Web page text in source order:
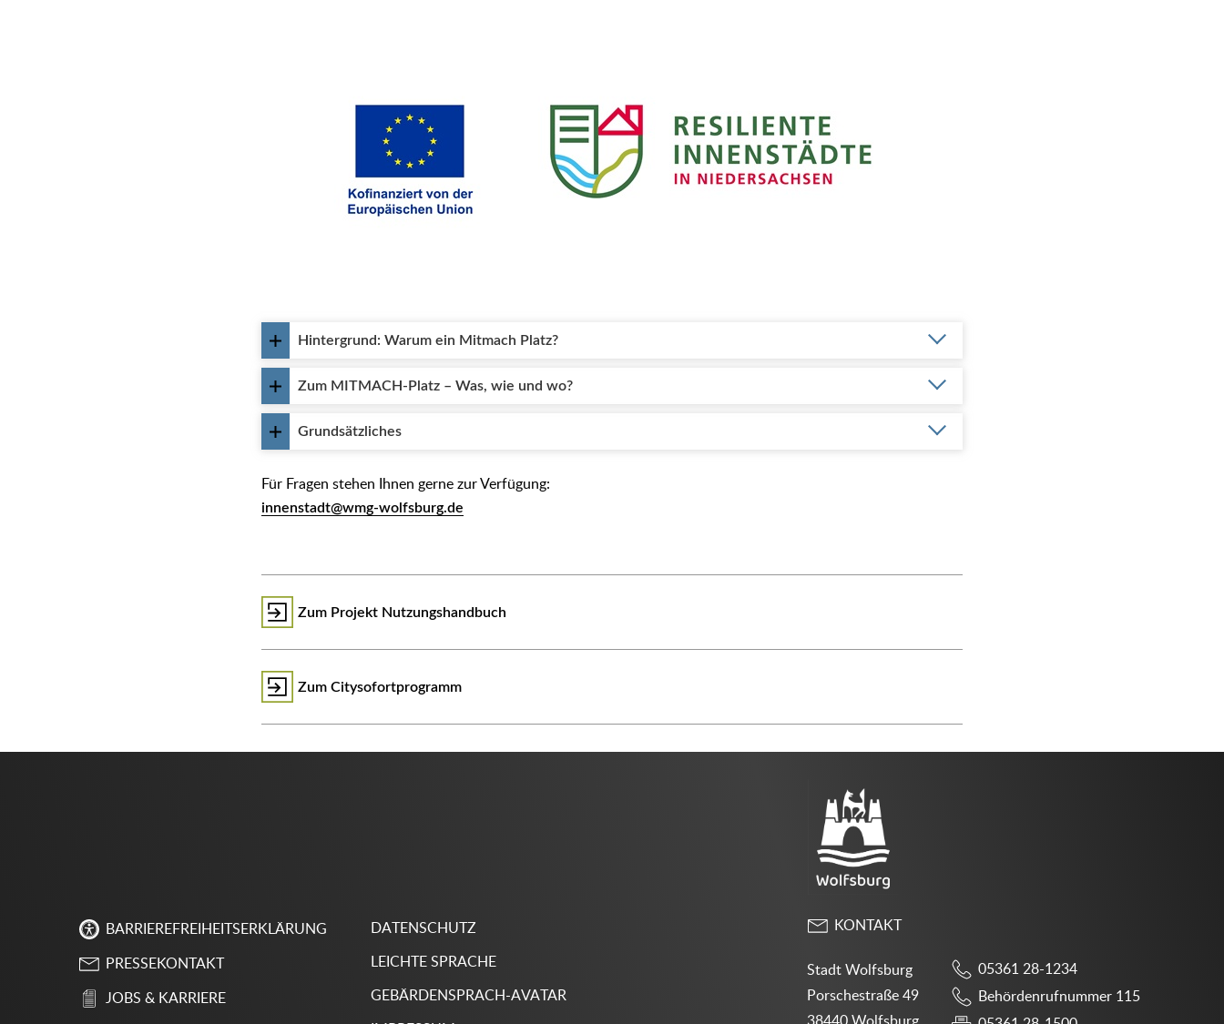
Hintergrund: Warum ein Mitmach Platz?
Zum MITMACH-Platz – Was, wie und wo?
Grundsätzliches
Für Fragen stehen Ihnen gerne zur Verfügung:
innenstadt@wmg-wolfsburg.de
Zum Projekt Nutzungshandbuch
Zum Citysofortprogramm
BARRIEREFREIHEITSERKLÄRUNG
PRESSEKONTAKT
JOBS & KARRIERE
DATENSCHUTZ
LEICHTE SPRACHE
GEBÄRDENSPRACH-AVATAR
KONTAKT
Stadt Wolfsburg
Porschestraße 49
38440 Wolfsburg
05361 28-1234
Behördenrufnummer 115